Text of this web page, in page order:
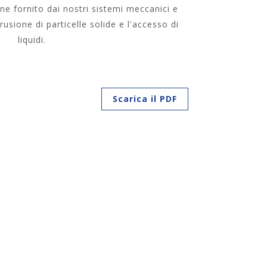
fornito dai nostri sistemi meccanici e
di particelle solide e l'accesso di
liquidi.
Scarica il PDF